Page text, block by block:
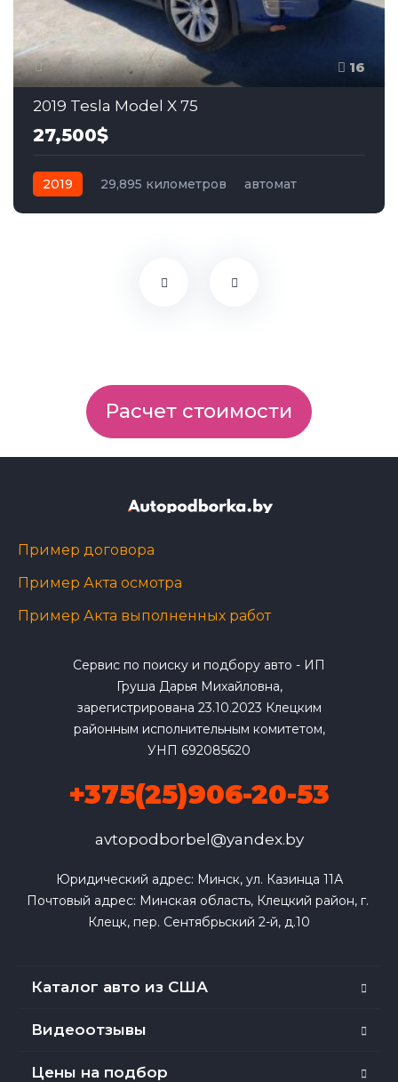
16
2019 Tesla Model X 75
27,500$
2019 29,895 километров
автомат
Расчет стоимости
Пример договора
Пример Акта осмотра
Пример Акта выполненных работ
Сервис по поиску и подбору авто - ИП
Груша Дарья Михайловна,
зарегистрирована 23.10.2023 Клецким
районным исполнительным комитетом,
УНП 692085620
+375(25)906-20-53
avtopodborbel@yandex.by
Юридический адрес: Минск, ул. Казинца 11А
Почтовый адрес: Минская область, Клецкий район, г.
Клецк, пер. Сентябрьский 2-й, д.10
Каталог авто из США
Видеоотзывы
Цены на подбор